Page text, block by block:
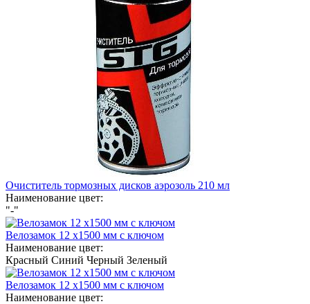
Очиститель тормозных дисков аэрозоль 210 мл
Наименование цвет:
"-"
Велозамок 12 х1500 мм с ключом
Наименование цвет:
Красный Синий Черный Зеленый
Велозамок 12 х1500 мм с ключом
Наименование цвет: